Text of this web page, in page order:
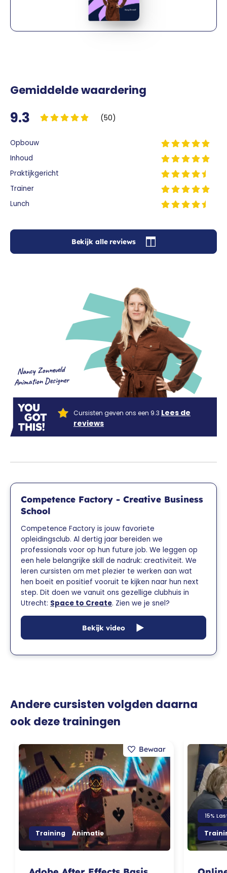
Gemiddelde waardering
9.3 (50)
Opbouw
Inhoud
Praktijkgericht
Trainer
Lunch
Bekijk alle reviews
Nancy Zonneveld
Animation Designer
Cursisten geven ons een 9.3 Lees de
reviews
Competence Factory - Creative Business
School
Competence Factory is jouw favoriete
opleidingsclub. Al dertig jaar bereiden we
professionals voor op hun future job. We leggen op
een hele belangrijke skill de nadruk: creativiteit. We
leren cursisten om met plezier te werken aan wat
hen boeit en positief vooruit te kijken naar hun next
step. Dit doen we vanuit ons gezellige clubhuis in
Utrecht: Space to Create. Zien we je snel?
Bekijk video
Andere cursisten volgden daarna
ook deze trainingen
Training Animatie
15%